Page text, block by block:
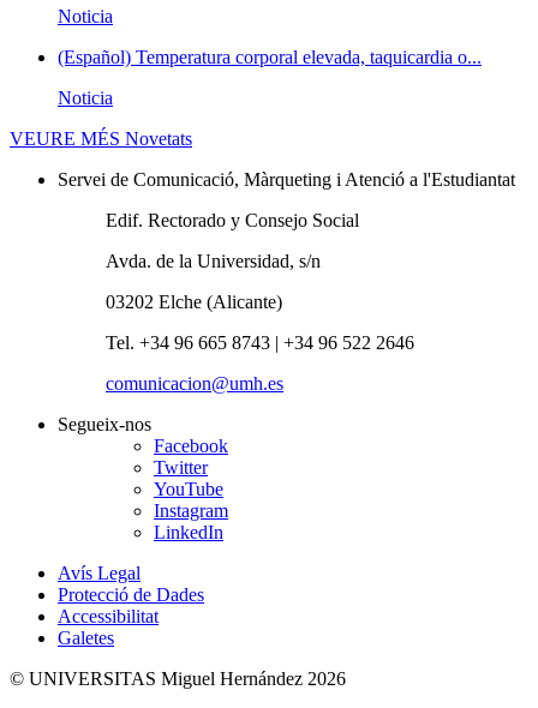
Noticia
(Español) Temperatura corporal elevada, taquicardia o...
Noticia
VEURE MÉS Novetats
Servei de Comunicació, Màrqueting i Atenció a l'Estudiantat
Edif. Rectorado y Consejo Social
Avda. de la Universidad, s/n
03202 Elche (Alicante)
Tel. +34 96 665 8743 | +34 96 522 2646
comunicacion@umh.es
Segueix-nos
Facebook
Twitter
YouTube
Instagram
LinkedIn
Avís Legal
Protecció de Dades
Accessibilitat
Galetes
© UNIVERSITAS Miguel Hernández 2026